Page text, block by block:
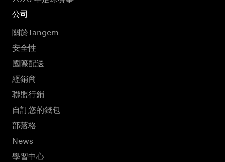
公司
關於Tangem
安全性
國際配送
經銷商
聯盟行銷
自訂您的錢包
部落格
News
學習中心